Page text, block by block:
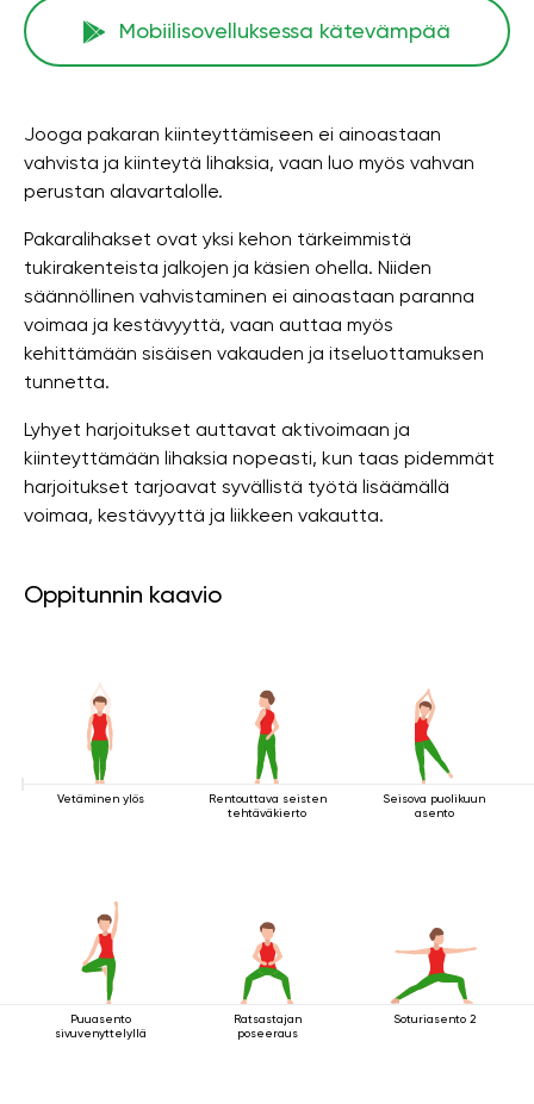
Mobiilisovelluksessa kätevämpää
Jooga pakaran kiinteyttämiseen ei ainoastaan ​​
vahvista ja kiinteytä lihaksia, vaan luo myös vahvan
perustan alavartalolle.
Pakaralihakset ovat yksi kehon tärkeimmistä
tukirakenteista jalkojen ja käsien ohella. Niiden
säännöllinen vahvistaminen ei ainoastaan ​​paranna
voimaa ja kestävyyttä, vaan auttaa myös
kehittämään sisäisen vakauden ja itseluottamuksen
tunnetta.
Lyhyet harjoitukset auttavat aktivoimaan ja
kiinteyttämään lihaksia nopeasti, kun taas pidemmät
harjoitukset tarjoavat syvällistä työtä lisäämällä
voimaa, kestävyyttä ja liikkeen vakautta.
Oppitunnin kaavio
Vetäminen ylös
Rentouttava seisten
tehtäväkierto
Seisova puolikuun
asento
Puuasento
sivuvenyttelyllä
Ratsastajan
poseeraus
Soturiasento 2